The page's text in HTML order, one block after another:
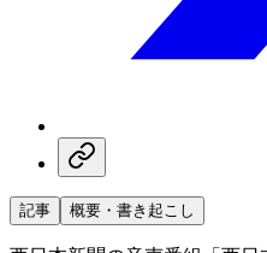
記事 概要・書き起こし